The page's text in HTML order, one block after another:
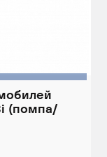
(помпа/